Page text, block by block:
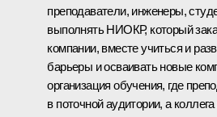
преподаватели, инженеры,
выполнять НИОКР, который
компании, вместе учиться и
барьеры и осваивать новые
организация обучения, где
в поточной аудитории, а